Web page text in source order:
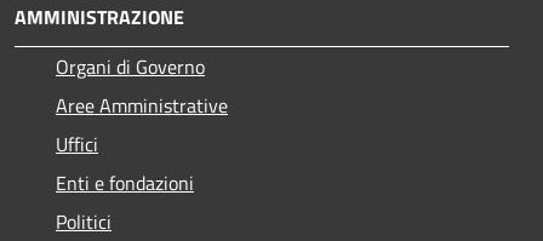
AMMINISTRAZIONE
Organi di Governo
Aree Amministrative
Uffici
Enti e fondazioni
Politici